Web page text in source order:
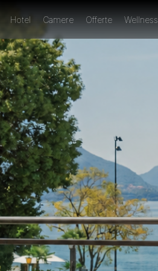
Hotel Camere Offerte Wellness